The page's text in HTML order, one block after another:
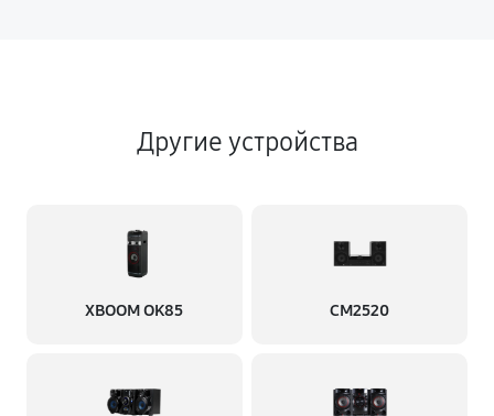
Другие устройства
XBOOM OK85 CM2520